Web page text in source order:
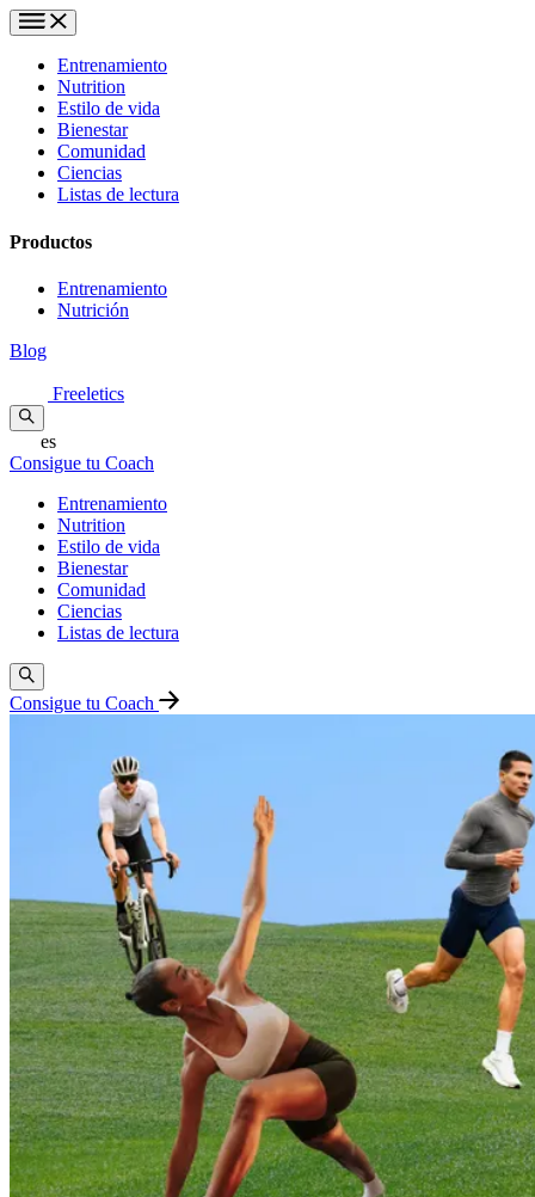
Entrenamiento
Nutrition
Estilo de vida
Bienestar
Comunidad
Ciencias
Listas de lectura
Productos
Entrenamiento
Nutrición
Blog
Freeletics
es
Consigue tu Coach
Entrenamiento
Nutrition
Estilo de vida
Bienestar
Comunidad
Ciencias
Listas de lectura
Consigue tu Coach